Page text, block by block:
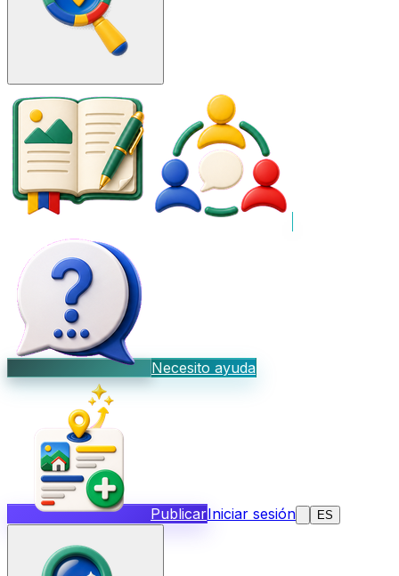
Necesito ayuda
PublicarIniciar sesión ES